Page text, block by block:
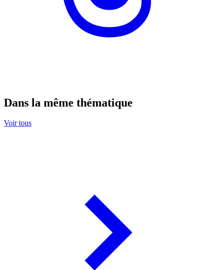
Dans la même thématique
Voir tous